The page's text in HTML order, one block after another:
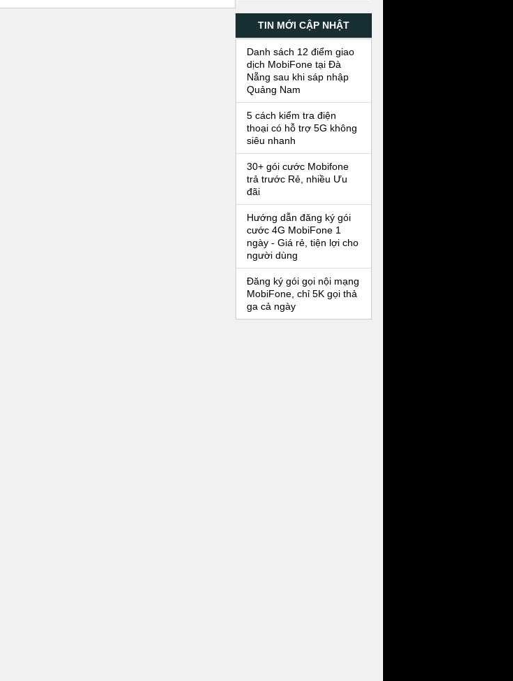
TIN MỚI CẬP NHẬT
Danh sách 12 điểm giao
dịch MobiFone tại Đà
Nẵng sau khi sáp nhập
Quảng Nam
5 cách kiểm tra điện
thoại có hỗ trợ 5G không
siêu nhanh
30+ gói cước Mobifone
trả trước Rẻ, nhiều Ưu
đãi
Hướng dẫn đăng ký gói
cước 4G MobiFone 1
ngày - Giá rẻ, tiện lợi cho
người dùng
Đăng ký gói gọi nội mạng
MobiFone, chỉ 5K gọi thả
ga cả ngày